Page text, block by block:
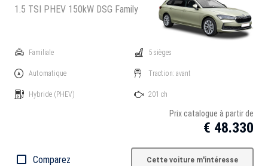
1.5 TSI PHEV 150kW DSG Family
Familiale
Automatique
Hybride (PHEV)
5 sièges
Traction: avant
201 ch
Prix catalogue à partir de
€ 48.330
Comparez Cette voiture m'intéresse